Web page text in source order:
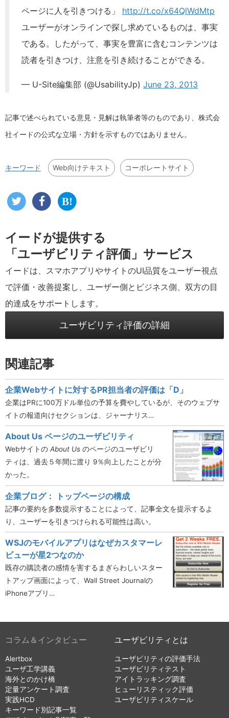
ページに人を引きつける」 http://t.co/x64QlWdMtp
ユーザーがオンラインで探し求めているものは、事実
である。したがって、事実を豊富に含むコンテンツは
読者を引きつけ、注意を引き続けることができる。
— U-Site編集部 (@UsabilityJp) June 23, 2013
記事で述べられている意見・見解は執筆者等のものであり、株式会
社イードの公式な立場・方針を示すものではありません。
キーワード Web向けテキスト コーポレートサイト
イードが提供する
「ユーザビリティ評価」サービス
イードは、スマホアプリやサイトのUI品質をユーザー視点
で評価・改善提案し、ユーザー側とビジネス側、双方の目
的達成をサポートします。
ユーザビリティ評価の詳細
関連記事
企業Webサイトに対するPR担当者の評価は「D」
企業はPRに100万ドル単位の予算を費やしているが、そのウェブサ
イトの報道向けセクションは、ジャーナリス…
About Us ページのユーザビリティ
Webサイトの About Us のページのユーザビリ
ティは、過去５年間に渡り 9％向上したことが分
かった。
企業ブログ： トップページの構成
記事の要約を多数提示することによって、記事全文を提示するよ
り、ユーザーを引きつけられる可能性は高い。
WSJのモバイルアプリはなぜカスタマーレ
ビューが星2つなのか
既存の購読者の感情を害するまぎらわしいスター
トアップ画面によって、Wall Street Journalの
iPhoneアプリ…
コラム＆インタビュー
Alertbox
ユーザ工学講義
海外とのかけ橋
定量アンケート調査
実践HCD
キーワード別記事一覧
ユーザビリティとは
ユーザビリティの評価手法
ユーザビリティテスト
アイトラッキング調査
ヒューリスティック評価
ユーザビリティスケール